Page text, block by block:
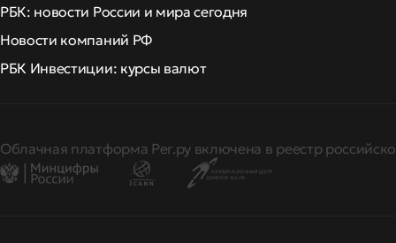
РБК: новости России и мира сегодня
Новости компаний РФ
РБК Инвестиции: курсы валют
Облачная платформа Рег.ру включена в реестр